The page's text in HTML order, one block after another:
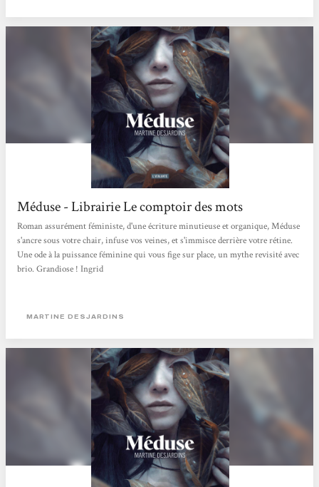
Méduse - Librairie Le comptoir des mots
Roman assurément féministe, d'une écriture minutieuse et organique, Méduse
s'ancre sous votre chair, infuse vos veines, et s'immisce derrière votre rétine.
Une ode à la puissance féminine qui vous fige sur place, un mythe revisité avec
brio. Grandiose ! Ingrid
MARTINE DESJARDINS